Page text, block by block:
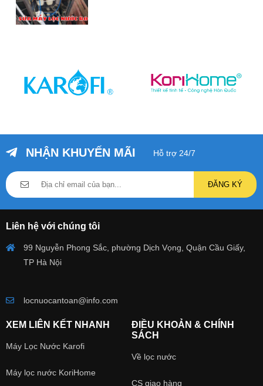
NHẬN KHUYẾN MÃI Hỗ trợ 24/7
ĐĂNG KÝ
Liên hệ với chúng tôi
99 Nguyễn Phong Sắc, phường Dịch Vọng, Quận Cầu Giấy,
TP Hà Nội
locnuocantoan@info.com
XEM LIÊN KẾT NHANH
Máy Lọc Nước Karofi
Máy lọc nước KoriHome
ĐIỀU KHOẢN & CHÍNH
SÁCH
Về lọc nước
CS giao hàng